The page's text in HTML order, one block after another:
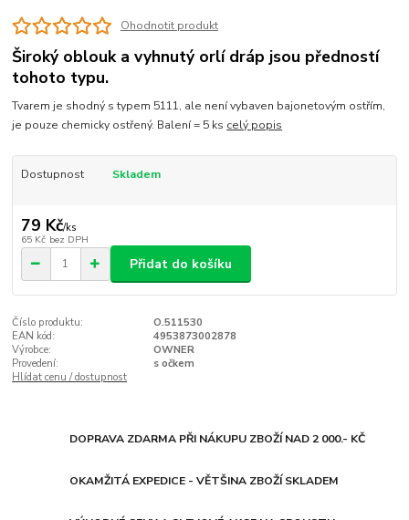
Ohodnotit produkt
Široký oblouk a vyhnutý orlí dráp jsou předností
tohoto typu.
Tvarem je shodný s typem 5111, ale není vybaven bajonetovým ostřím,
je pouze chemicky ostřený. Balení = 5 ks celý popis
Dostupnost Skladem
79 Kč/ks
65 Kč bez DPH
Přidat do košíku
Číslo produktu:
O.511530
EAN kód:
4953873002878
Výrobce:
OWNER
Provedení:
s očkem
Hlídat cenu / dostupnost
DOPRAVA ZDARMA PŘI NÁKUPU ZBOŽÍ NAD 2 000.- KČ
OKAMŽITÁ EXPEDICE - VĚTŠINA ZBOŽÍ SKLADEM